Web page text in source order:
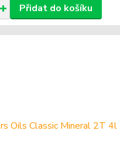
Přidat do košíku